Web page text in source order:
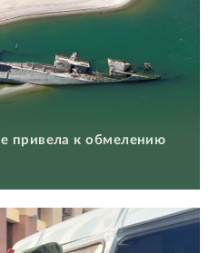
привела к обмелению